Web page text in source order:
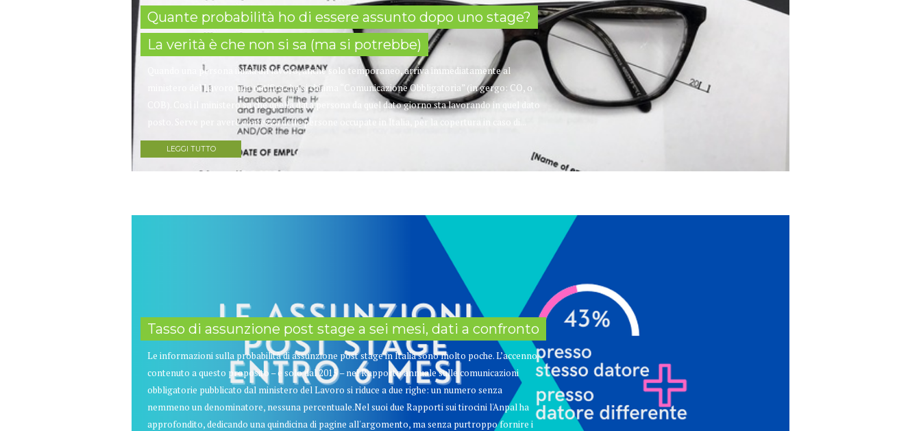
Quante probabilità ho di essere assunto dopo uno stage?
La verità è che non si sa (ma si potrebbe)
Quando una persona inizia un lavoro, anche solo temporaneo, arriva immediatamente al
ministero del Lavoro una notifica che si chiama “Comunicazione Obbligatoria” (in gergo: CO, o
COB). Così il ministero sa che quella data persona da quel dato giorno sta lavorando in quel dato
posto. Serve per avere contezza delle persone occupate in Italia, per la copertura in caso di...
LEGGI TUTTO
Tasso di assunzione post stage a sei mesi, dati a confronto
Le informazioni sulla probabilità di assunzione post stage in Italia sono molto poche. L’accenno
contenuto a questo proposito – e solo dal 2015 – nel Rapporto annuale sulle comunicazioni
obbligatorie pubblicato dal ministero del Lavoro si riduce a due righe: un numero senza
nemmeno un denominatore, nessuna percentuale.Nel suoi due Rapporti sui tirocini l'Anpal ha
approfondito, dedicando una quindicina di pagine all'argomento, ma senza purtroppo fornire i